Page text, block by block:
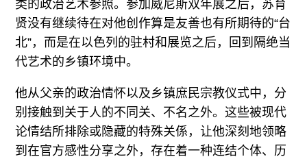
类的政治艺术参照。参加威尼斯双年展之后，苏育
贤没有继续待在对他创作算是友善也有所期待的“台
北”，而是在以色列的驻村和展览之后，回到隔绝当
代艺术的乡镇环境中。
他从父亲的政治情怀以及乡镇庶民宗教仪式中，分
别接触到关于人的不同关、不名之外。这些被现代
论情结所排除或隐藏的特殊关係，让他深刻地领略
到在官方感性分享之外，存在着一种连结个体、历